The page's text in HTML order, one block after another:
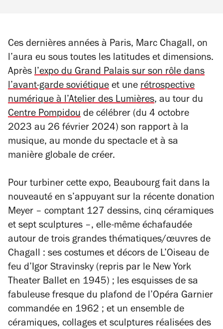
Ces dernières années à Paris, Marc Chagall, on
l’aura eu sous toutes les latitudes et dimensions.
Après l’expo du Grand Palais sur son rôle dans
l’avant-garde soviétique et une rétrospective
numérique à l’Atelier des Lumières, au tour du
Centre Pompidou de célébrer (du 4 octobre
2023 au 26 février 2024) son rapport à la
musique, au monde du spectacle et à sa
manière globale de créer.
Pour turbiner cette expo, Beaubourg fait dans la
nouveauté en s’appuyant sur la récente donation
Meyer – comptant 127 dessins, cinq céramiques
et sept sculptures –, elle-même échafaudée
autour de trois grandes thématiques/œuvres de
Chagall : ses costumes et décors de L’Oiseau de
feu d’Igor Stravinsky (repris par le New York
Theater Ballet en 1945) ; les esquisses de sa
fabuleuse fresque du plafond de l’Opéra Garnier
commandée en 1962 ; et un ensemble de
céramiques, collages et sculptures réalisées des